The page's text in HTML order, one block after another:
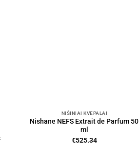
NIŠINIAI KVEPALAI
Nishane NEFS Extrait de Parfum 50
ml
€525.34